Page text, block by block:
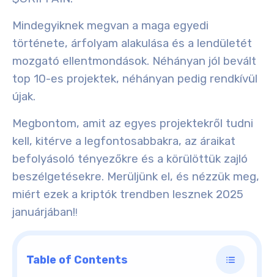
Mindegyiknek megvan a maga egyedi
története, árfolyam alakulása és a lendületét
mozgató ellentmondások. Néhányan jól bevált
top 10-es projektek, néhányan pedig rendkívül
újak.
Megbontom, amit az egyes projektekről tudni
kell, kitérve a legfontosabbakra, az áraikat
befolyásoló tényezőkre és a körülöttük zajló
beszélgetésekre. Merüljünk el, és nézzük meg,
miért ezek a kriptók trendben lesznek 2025
januárjában!!
Table of Contents